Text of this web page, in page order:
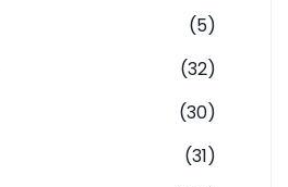
(5)
(32)
(30)
(31)